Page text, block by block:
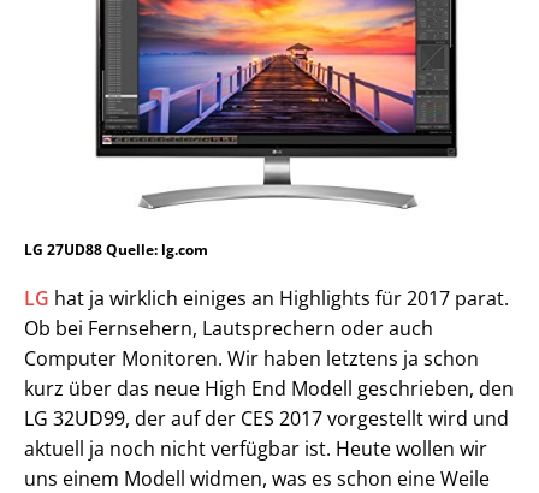
LG 27UD88 Quelle: lg.com
LG hat ja wirklich einiges an Highlights für 2017 parat.
Ob bei Fernsehern, Lautsprechern oder auch
Computer Monitoren. Wir haben letztens ja schon
kurz über das neue High End Modell geschrieben, den
LG 32UD99, der auf der CES 2017 vorgestellt wird und
aktuell ja noch nicht verfügbar ist. Heute wollen wir
uns einem Modell widmen, was es schon eine Weile